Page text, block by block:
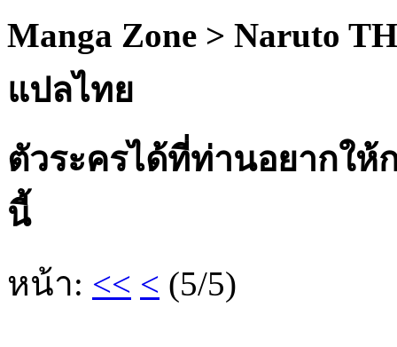
Manga Zone > Naruto
แปลไทย
ตัวระครได้ที่ท่านอยากใ
นี้
หน้า: << < (5/5)